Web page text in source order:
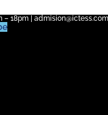
– 18pm | admision@ictess.com